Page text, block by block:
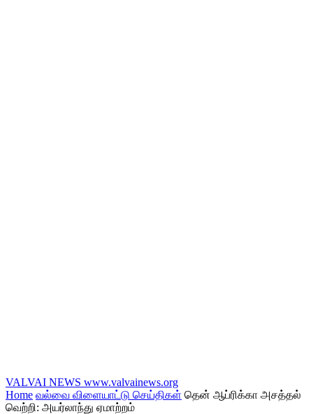
VALVAI NEWS www.valvainews.org
Home வல்வை விளையாட்டு செய்திகள் தென் ஆப்ரிக்கா அசத்தல்
வெற்றி: அயர்லாந்து ஏமாற்றம்